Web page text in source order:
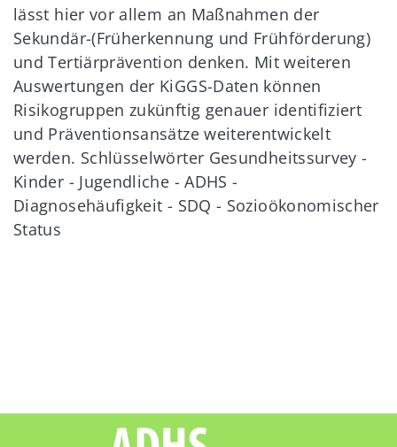
lässt hier vor allem an Maßnahmen der
Sekundär-(Früherkennung und Frühförderung)
und Tertiärprävention denken. Mit weiteren
Auswertungen der KiGGS-Daten können
Risikogruppen zukünftig genauer identifiziert
und Präventionsansätze weiterentwickelt
werden. Schlüsselwörter Gesundheitssurvey -
Kinder - Jugendliche - ADHS -
Diagnosehäufigkeit - SDQ - Sozioökonomischer
Status